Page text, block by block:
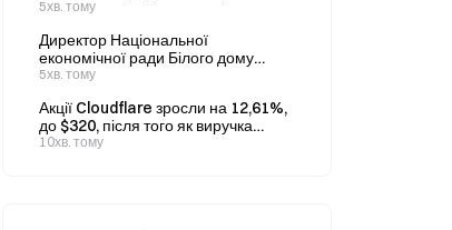
домі повідомив, що 7 серпня у
робочих місць без урахування
державного сектору та чинників,
пов’язаних із чемпіонатом світу.
5хв. тому
Директор Національної
економічної ради Білого дому
Гассетт: приріст зайнятості у США
урахування працівників
державного сектору та впливу
чемпіонату світу
5хв. тому
Акції Cloudflare зросли на 12,61%,
до $320, після того як виручка
компанії за 2-й квартал, попри
10хв. тому